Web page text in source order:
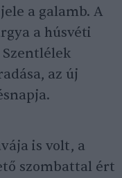
a galamb. A
a húsvéti
az új
is volt, a
szombattal ért